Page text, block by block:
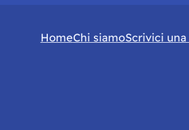
HomeChi siamoScrivici